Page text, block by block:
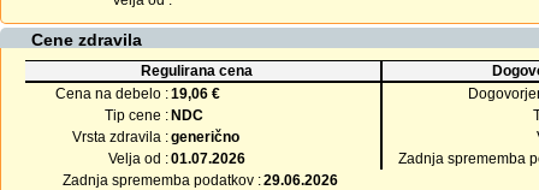
Cene zdravila
Regulirana cena
Cena na debelo :19,06 €
Tip cene : NDC
Vrsta zdravila :generično
Velja od :01.07.2026
Zadnja sprememba
Zadnja sprememba podatkov :29.06.2026